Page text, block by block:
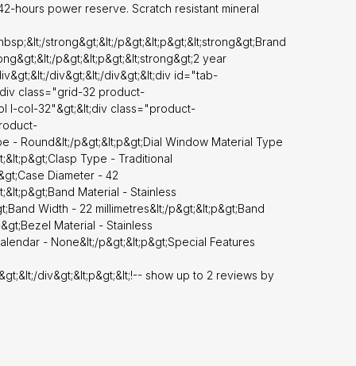
hours power reserve. Scratch resistant mineral
strong&gt;&lt;/p&gt;&lt;p&gt;&lt;strong&gt;Brand
p&gt;&lt;p&gt;&lt;strong&gt;2 year
div&gt;&lt;/div&gt;&lt;div id="tab-
class="grid-32 product-
l-col-32"&gt;&lt;div class="product-
- Round&lt;/p&gt;&lt;p&gt;Dial Window Material Type
Type - Traditional
Diameter - 42
Material - Stainless
Width - 22 millimetres&lt;/p&gt;&lt;p&gt;Band
Material - Stainless
- None&lt;/p&gt;&lt;p&gt;Special Features
div&gt;&lt;p&gt;&lt;!-- show up to 2 reviews by